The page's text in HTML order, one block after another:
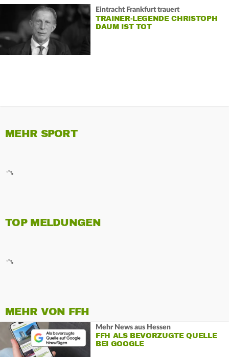
Eintracht Frankfurt trauert
TRAINER-LEGENDE CHRISTOPH
DAUM IST TOT
MEHR SPORT
TOP MELDUNGEN
MEHR VON FFH
Mehr News aus Hessen
FFH ALS BEVORZUGTE QUELLE
BEI GOOGLE